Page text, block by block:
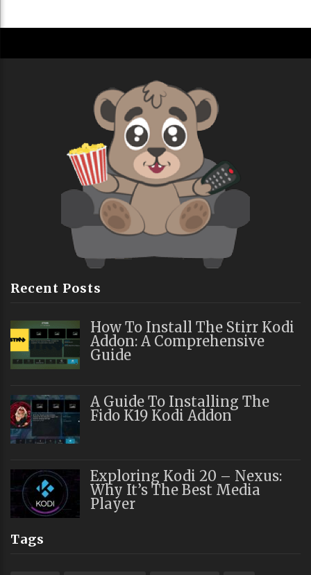
Recent Posts
How To Install The Stirr Kodi
Addon: A Comprehensive
Guide
A Guide To Installing The
Fido K19 Kodi Addon
Exploring Kodi 20 – Nexus:
Why It’s The Best Media
Player
Tags